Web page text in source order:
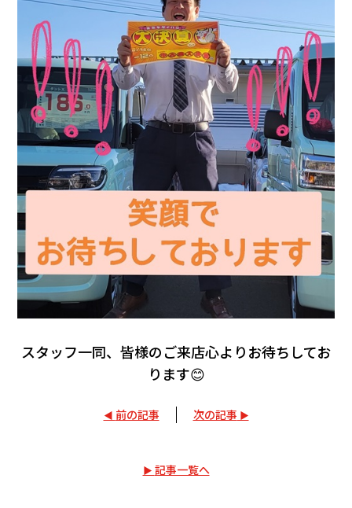
スタッフ一同、皆様のご来店心よりお待ちしてお
ります😊
前の記事 次の記事
記事一覧へ